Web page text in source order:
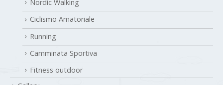
Nordic Walking
Ciclismo Amatoriale
Running
Camminata Sportiva
Fitness outdoor